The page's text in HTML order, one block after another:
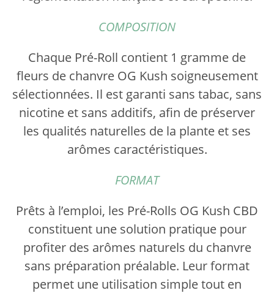
COMPOSITION
Chaque Pré-Roll contient 1 gramme de
fleurs de chanvre OG Kush soigneusement
sélectionnées. Il est garanti sans tabac, sans
nicotine et sans additifs, afin de préserver
les qualités naturelles de la plante et ses
arômes caractéristiques.
FORMAT
Prêts à l’emploi, les Pré-Rolls OG Kush CBD
constituent une solution pratique pour
profiter des arômes naturels du chanvre
sans préparation préalable. Leur format
permet une utilisation simple tout en